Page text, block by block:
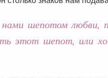
нами шепотом
этот шепот, или